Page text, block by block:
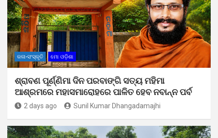
କଳା-ସଂସ୍କୃତି ମୋ ଓଡ଼ିଶା
ଶ୍ରାବଣ ପୂର୍ଣ୍ଣିମା ଦିନ ପରବାଙ୍ଗି ସତ୍ୟ ମହିମା
ଆଶ୍ରମରେ ମହାସମାରୋହରେ ପାଳିତ ହେବ ନବାନ୍ନ ପର୍ବ
2 days ago Sunil Kumar Dhangadamajhi